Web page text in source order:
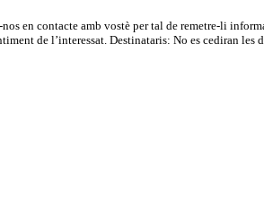
en contacte amb vostè per tal de remetre-li
de l’interessat. Destinataris: No es cediran les